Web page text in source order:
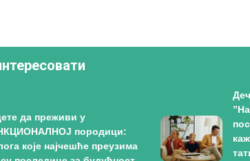
да преживи у
породици:
које најчешће преузима